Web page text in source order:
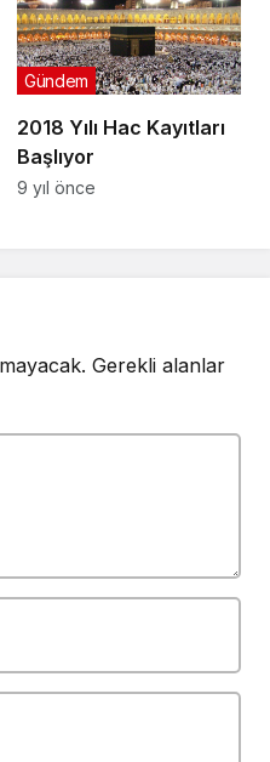
2018 Yılı Hac Kayıtları
Başlıyor
Gündem
9 yıl önce
Gerekli alanlar